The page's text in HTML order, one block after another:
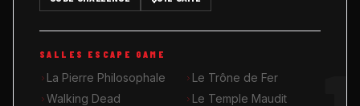
MUSIK ROOM KARAOKÉ
QUIZ GAME
SALLES ESCAPE GAME
La Pierre Philosophale
Le Trône de Fer
Walking Dead
Le Temple Maudit